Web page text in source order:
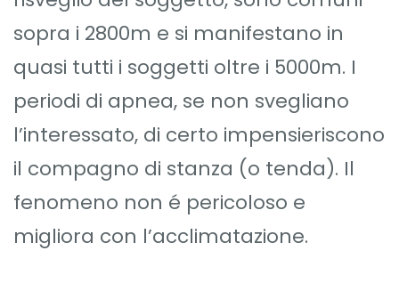
sopra i 2800m e si manifestano in
quasi tutti i soggetti oltre i 5000m. I
periodi di apnea, se non svegliano
l’interessato, di certo impensieriscono
il compagno di stanza (o tenda). Il
fenomeno non é pericoloso e
migliora con l’acclimatazione.